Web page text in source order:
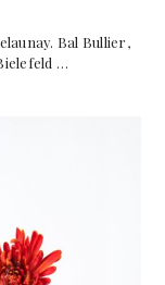
Bal Bullier,
…